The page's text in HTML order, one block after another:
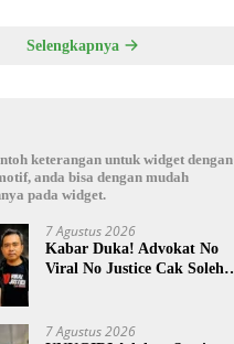
Selengkapnya
keterangan untuk widget dengan
anda bisa dengan mudah
pada widget.
7 Agustus 2026
Kabar Duka! Advokat No
Viral No Justice Cak Soleh
7 Agustus 2026